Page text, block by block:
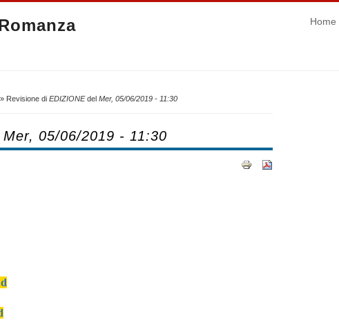
Home
» Revisione di EDIZIONEdel Mer, 05/06/2019 - 11:30
Mer, 05/06/2019 - 11:30